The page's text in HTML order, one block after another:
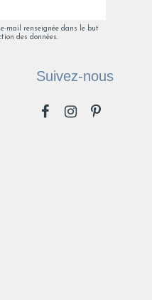
mail renseignée dans le but
des données.
Suivez-nous